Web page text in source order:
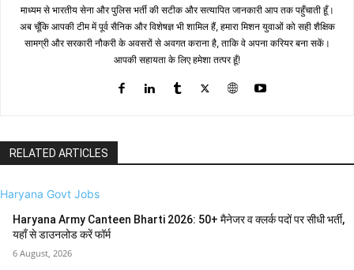
माध्यम से भारतीय सेना और पुलिस भर्ती की सटीक और सत्यापित जानकारी आप तक पहुँचाती हूँ।
अब चूँकि आपकी टीम में पूर्व सैनिक और विशेषज्ञ भी शामिल हैं, हमारा मिशन युवाओं को सही शैक्षिक
सामग्री और सरकारी नौकरी के अवसरों से अवगत कराना है, ताकि वे अपना करियर बना सकें।
आपकी सहायता के लिए हमेशा तत्पर हूँ!
RELATED ARTICLES
Haryana Govt Jobs
Haryana Army Canteen Bharti 2026: 50+ मैनेजर व क्लर्क पदों पर सीधी भर्ती,
यहाँ से डाउनलोड करें फॉर्म
6 August, 2026